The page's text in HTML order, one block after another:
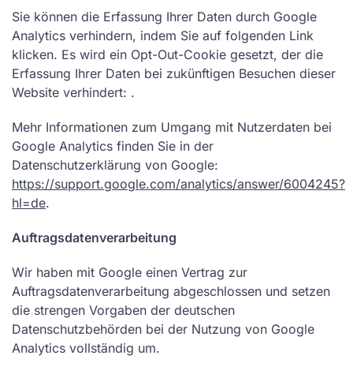
Sie können die Erfassung Ihrer Daten durch Google
Analytics verhindern, indem Sie auf folgenden Link
klicken. Es wird ein Opt-Out-Cookie gesetzt, der die
Erfassung Ihrer Daten bei zukünftigen Besuchen dieser
Website verhindert: .
Mehr Informationen zum Umgang mit Nutzerdaten bei
Google Analytics finden Sie in der
Datenschutzerklärung von Google:
https://support.google.com/analytics/answer/6004245?
hl=de.
Auftragsdatenverarbeitung
Wir haben mit Google einen Vertrag zur
Auftragsdatenverarbeitung abgeschlossen und setzen
die strengen Vorgaben der deutschen
Datenschutzbehörden bei der Nutzung von Google
Analytics vollständig um.